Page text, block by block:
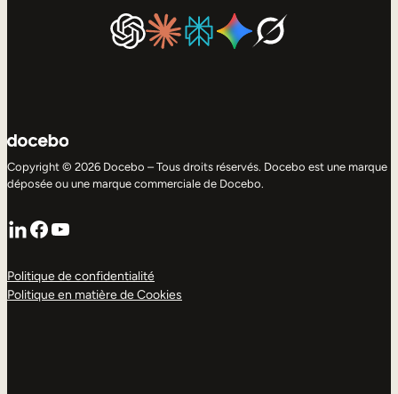
Copyright © 2026 Docebo – Tous droits réservés. Docebo est une marque
déposée ou une marque commerciale de Docebo.
LinkedIn
Facebook
YouTube
Politique de confidentialité
Politique en matière de Cookies